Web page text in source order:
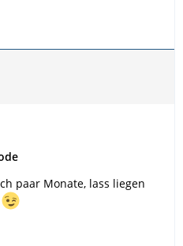
paar Monate, lass liegen